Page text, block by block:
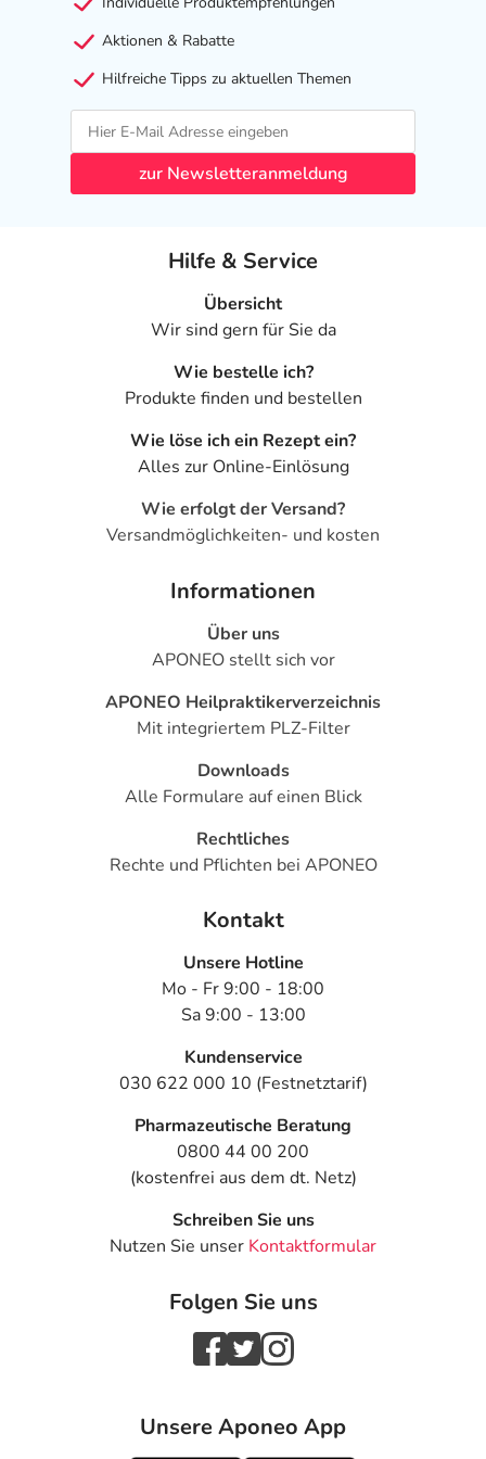
- Epilepsie mit kleinen Muskelzuckungen
- Störung der Bewegungskoordination
- Gedächtnisstörungen
- Beeinträchtigung der Denkleistung (kognitive Störung)
- Schläfrigkeit
- Taubheitsgefühl
- Missempfindungen
- Störung des Bewegungsablaufs (Dyskinesie)
- Augenzittern
- Ohrengeräusche (Tinnitus)
- Verstopfung
- Magen-Darm-Beschwerden
- Schlaflosigkeit
- Euphorische Stimmung
- Sinnestäuschung (Halluzination)
- Spontan auftretende (Schleim-) Haut-Schwellung
- Nesselausschlag (Urtikaria)
- Gangunsicherheit
- Gefühl der Betrunkenheit
- Hautwunden
zur Kammer (AV-Block)
- Langsamer Puls (Bradykardie)
- Herzrhythmusstörung mit stark beschleunigtem
- Erhöhte Leberenzymwerte
Aktionen & Rabatte
Hilfreiche Tipps zu aktuellen Themen
zur Newsletteranmeldung
Hilfe & Service
Übersicht
Wir sind gern für Sie da
Wie bestelle ich?
Produkte finden und bestellen
Wie löse ich ein Rezept ein?
Alles zur Online-Einlösung
Wie erfolgt der Versand?
Versandmöglichkeiten- und kosten
Informationen
Über uns
APONEO stellt sich vor
APONEO Heilpraktikerverzeichnis
Mit integriertem PLZ-Filter
Downloads
Alle Formulare auf einen Blick
Rechtliches
Rechte und Pflichten bei APONEO
Kontakt
Unsere Hotline
Mo - Fr 9:00 - 18:00
Sa 9:00 - 13:00
Kundenservice
030 622 000 10 (Festnetztarif)
Pharmazeutische Beratung
0800 44 00 200
(kostenfrei aus dem dt. Netz)
Schreiben Sie uns
Nutzen Sie unser Kontaktformular
Folgen Sie uns
Unsere Aponeo App